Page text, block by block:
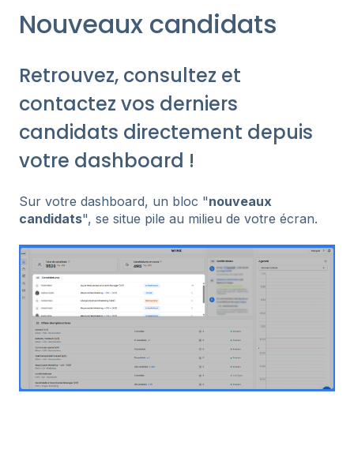
Nouveaux candidats
Retrouvez, consultez et
contactez vos derniers
candidats directement depuis
votre dashboard !
Sur votre dashboard, un bloc "nouveaux
candidats", se situe pile au milieu de votre écran.